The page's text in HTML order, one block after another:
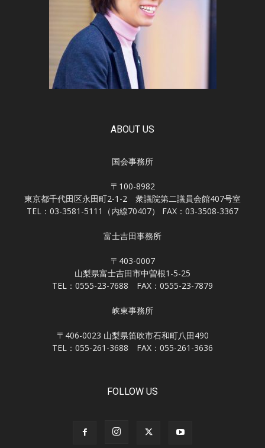
ABOUT US
国会事務所
〒100-8982
東京都千代田区永田町2-1-2 衆議院第二議員会館407号室
TEL：03-3581-5111（内線70407） FAX：03-3508-3367
富士吉田事務所
〒403-0007
山梨県富士吉田市中曽根1-5-25
TEL：0555-23-7688 FAX：0555-23-7879
峡東事務所
〒406-0023 山梨県笛吹市石和町八田490
TEL：055-261-3688 FAX：055-261-3636
FOLLOW US